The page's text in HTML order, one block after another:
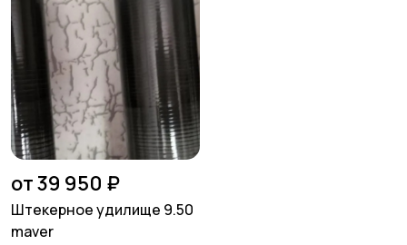
Матчевые
Карповые
от 39 950 ₽
Штекерное удилище 9.50
maver